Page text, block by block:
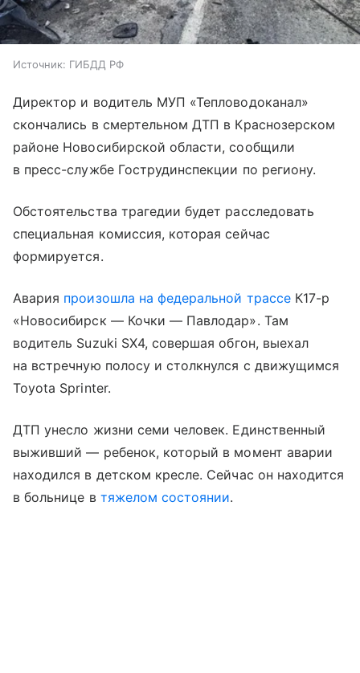
Источник: ГИБДД РФ
Директор и водитель МУП «Тепловодоканал»
скончались в смертельном ДТП в Краснозерском
районе Новосибирской области, сообщили
в пресс-службе Гострудинспекции по региону.
Обстоятельства трагедии будет расследовать
специальная комиссия, которая сейчас
формируется.
Авария произошла на федеральной трассеК17-р
«Новосибирск — Кочки — Павлодар». Там
водитель Suzuki SX4, совершая обгон, выехал
на встречную полосу и столкнулся с движущимся
Toyota Sprinter.
ДТП унесло жизни семи человек. Единственный
выживший — ребенок, который в момент аварии
находился в детском кресле. Сейчас он находится
в больнице в тяжелом состоянии.